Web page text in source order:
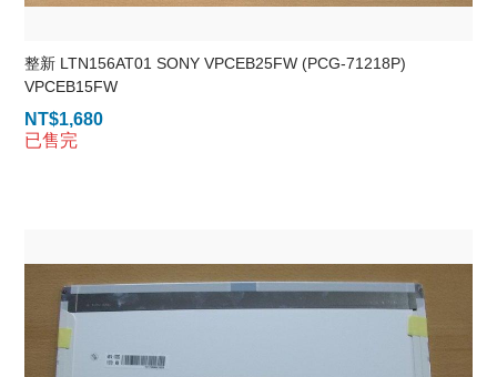
整新 LTN156AT01 SONY VPCEB25FW (PCG-71218P)
VPCEB15FW
NT$1,680
已售完